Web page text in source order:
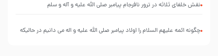
نقش خلفای ثلاثه در ترور نافرجام پیامبر صلی الله علیه و آله و سلم
چگونه ائمه علیهم السلام را اولاد پیامبر صلی الله علیه و اله می دانیم در حالیکه